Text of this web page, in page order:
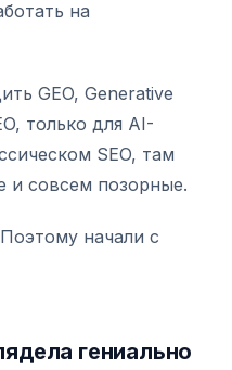
на
GEO, Generative
только для AI-
SEO, там
и совсем позорные.
начали с
гениально